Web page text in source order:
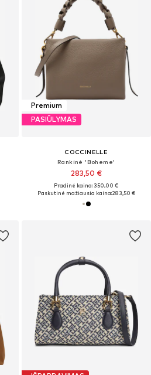
Premium
PASIŪLYMAS
COCCINELLE
Rankinė 'Boheme'
283,50 €
Pradinė kaina: 350,00 €
Paskutinė mažiausia kaina:283,50 €